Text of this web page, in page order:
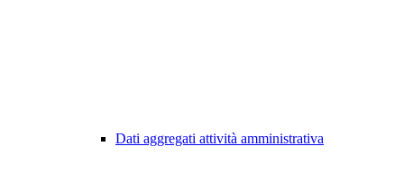
Dati aggregati attività amministrativa